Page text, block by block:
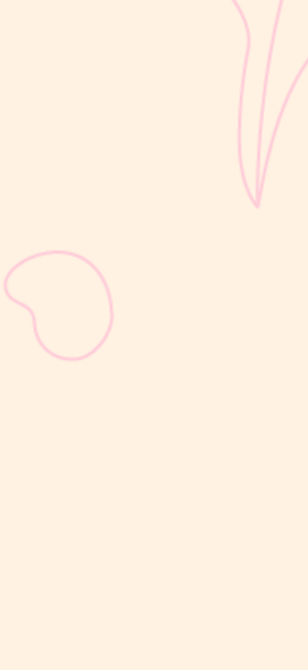
kemampuan berjalan, berbicara, hingga berinteraksi dengan orang
Selain berat badan, tinggi badan menjadi salah satu indikator
utama untuk menilai apakah tumbuh kembang si Kecil berjalan